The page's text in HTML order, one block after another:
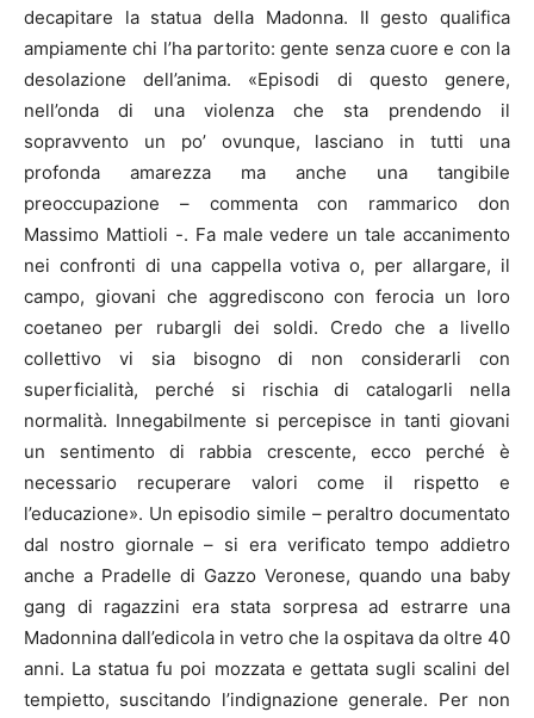
decapitare la statua della Madonna. Il gesto qualifica
ampiamente chi l’ha partorito: gente senza cuore e con la
desolazione dell’anima. «Episodi di questo genere,
nell’onda di una violenza che sta prendendo il
sopravvento un po’ ovunque, lasciano in tutti una
profonda amarezza ma anche una tangibile
preoccupazione – commenta con rammarico don
Massimo Mattioli -. Fa male vedere un tale accanimento
nei confronti di una cappella votiva o, per allargare, il
campo, giovani che aggrediscono con ferocia un loro
coetaneo per rubargli dei soldi. Credo che a livello
collettivo vi sia bisogno di non considerarli con
superficialità, perché si rischia di catalogarli nella
normalità. Innegabilmente si percepisce in tanti giovani
un sentimento di rabbia crescente, ecco perché è
necessario recuperare valori come il rispetto e
l’educazione». Un episodio simile – peraltro documentato
dal nostro giornale – si era verificato tempo addietro
anche a Pradelle di Gazzo Veronese, quando una baby
gang di ragazzini era stata sorpresa ad estrarre una
Madonnina dall’edicola in vetro che la ospitava da oltre 40
anni. La statua fu poi mozzata e gettata sugli scalini del
tempietto, suscitando l’indignazione generale. Per non